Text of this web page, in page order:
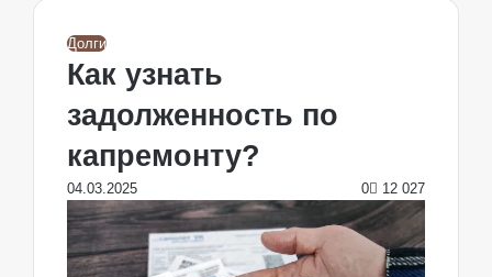
Долги
Как узнать
задолженность по
капремонту?
04.03.2025 0 12 027